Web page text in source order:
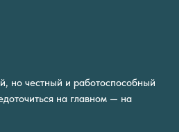
но честный и работоспособный
на главном — на